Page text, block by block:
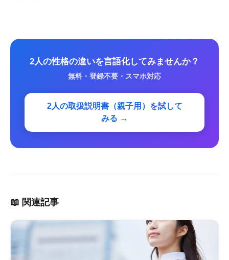
2人の性格の違いを言語化してみませんか？
無料・登録不要・スマホ対応
2人の取扱説明書（親子用）を試して
みる →
📖 関連記事